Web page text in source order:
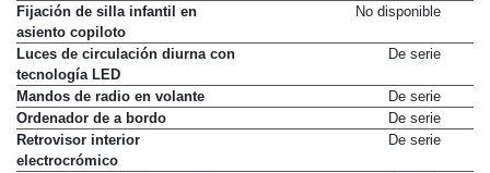
Fijación de silla infantil en
asiento copiloto
No disponible
Luces de circulación diurna con
tecnología LED
De serie
Mandos de radio en volante
De serie
Ordenador de a bordo
De serie
Retrovisor interior
electrocrómico
De serie